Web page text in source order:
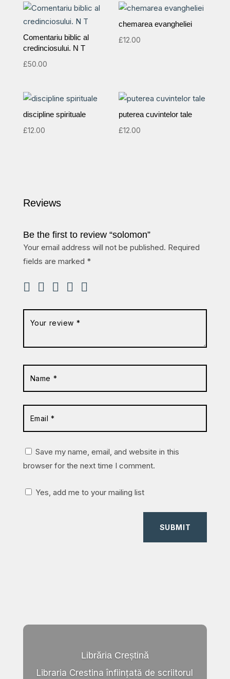
Comentariu biblic al
credinciosului. N T
£50.00
chemarea evangheliei
£12.00
discipline spirituale
£12.00
puterea cuvintelor tale
£12.00
Reviews
Be the first to review “solomon”
Your email address will not be published. Required
fields are marked *
Save my name, email, and website in this
browser for the next time I comment.
Yes, add me to your mailing list
SUBMIT
Librăria Creștină
Libraria Crestina înființată de scriitorul